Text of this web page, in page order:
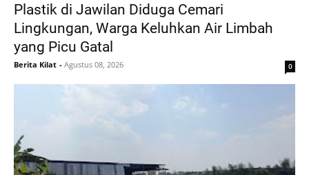
Plastik di Jawilan Diduga Cemari
Lingkungan, Warga Keluhkan Air Limbah
yang Picu Gatal
Berita Kilat - Agustus 08, 2026 0